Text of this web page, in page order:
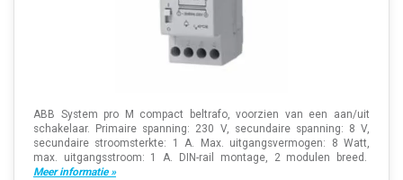
ABB System pro M compact beltrafo, voorzien van een aan/uit
schakelaar. Primaire spanning: 230 V, secundaire spanning: 8 V,
secundaire stroomsterkte: 1 A. Max. uitgangsvermogen: 8 Watt,
max. uitgangsstroom: 1 A. DIN-rail montage, 2 modulen breed.
Meer informatie »